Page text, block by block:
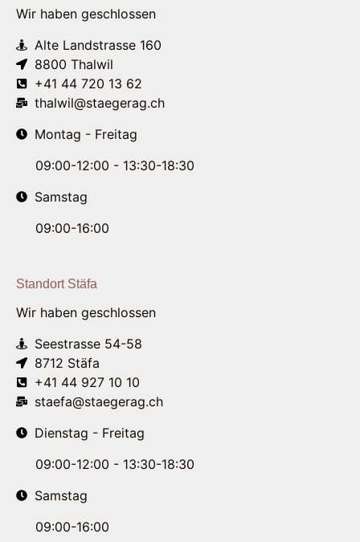
Wir haben geschlossen
Alte Landstrasse 160
8800 Thalwil
+41 44 720 13 62
thalwil@staegerag.ch
Montag - Freitag
09:00-12:00 - 13:30-18:30
Samstag
09:00-16:00
Standort Stäfa
Wir haben geschlossen
Seestrasse 54-58
8712 Stäfa
+41 44 927 10 10
staefa@staegerag.ch
Dienstag - Freitag
09:00-12:00 - 13:30-18:30
Samstag
09:00-16:00